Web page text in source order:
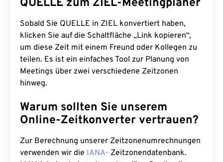
QUELLE zum ZIEL-Meetingplaner
Sobald Sie QUELLE in ZIEL konvertiert haben,
klicken Sie auf die Schaltfläche „Link kopieren“,
um diese Zeit mit einem Freund oder Kollegen zu
teilen. Es ist ein einfaches Tool zur Planung von
Meetings über zwei verschiedene Zeitzonen
hinweg.
Warum sollten Sie unserem
Online-Zeitkonverter vertrauen?
Zur Berechnung unserer Zeitzonenumrechnungen
verwenden wir die IANA- Zeitzonendatenbank.